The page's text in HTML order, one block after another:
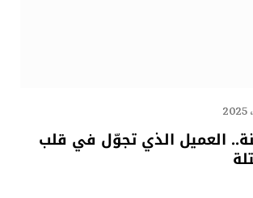
العميل الذي تجوّل في قلب